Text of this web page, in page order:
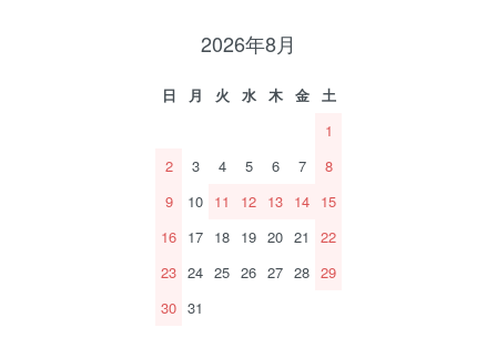
2026年8月
日 月 火 水 木 金
土
1
2
3 4 5 6 7
8
9
10 11 12 13 14 15
16 17 18 19 20 21
22
23 24 25 26 27 28 29
30 31